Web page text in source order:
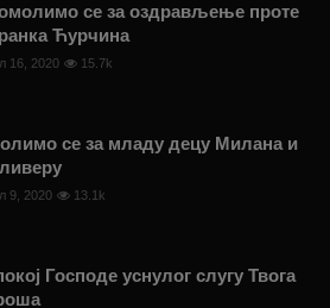
се за оздрављење проте
Ћурчина
16, 2020 15.7k
се за младу децу Милана и
9, 2020 13.1k
Господе уснулог слугу Твога